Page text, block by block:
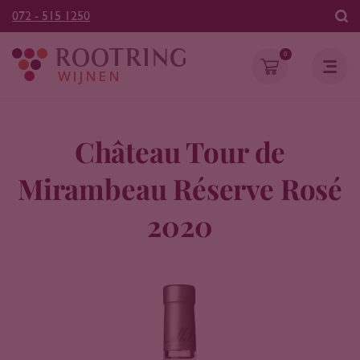
072 - 515 1250
0
Château Tour de
Mirambeau Réserve Rosé
2020